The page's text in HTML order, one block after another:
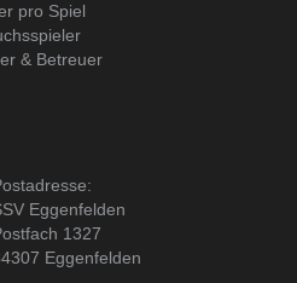
pro Spiel
& Betreuer
Eggenfelden
1327
Eggenfelden